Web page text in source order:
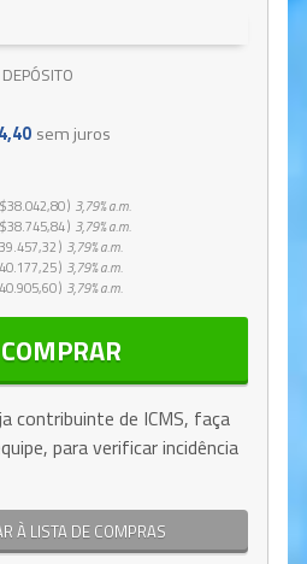
sem juros
3,79%a.m.
3,79%a.m.
3,79%a.m.
3,79%a.m.
3,79%a.m.
COMPRAR
contribuinte de ICMS, faça
para verificar incidência
À LISTA DE COMPRAS